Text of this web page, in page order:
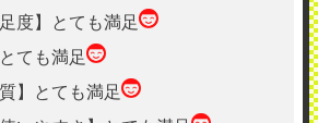
足度】とても満足
ても満足
質】とても満足